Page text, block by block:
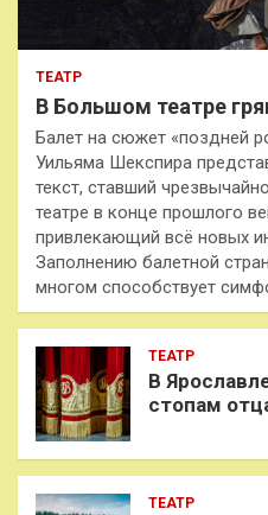
ТЕАТР
В Большом театре
Балет на сюжет «поздней
Уильяма Шекспира
текст, ставший
театре в конце прошлого
привлекающий всё новых
Заполнению балетной
многом способствует
ТЕАТР
В
стопам
ТЕАТР